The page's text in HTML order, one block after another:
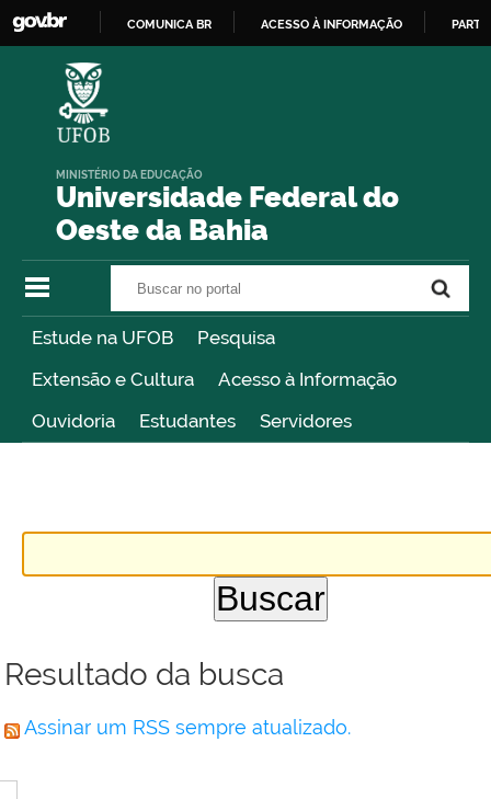
COMUNICA BR ACESSO À INFORMAÇÃO
Universidade Federal do
Oeste da Bahia
MINISTÉRIO DA EDUCAÇÃO
Estude na UFOB
Pesquisa
Extensão e Cultura
Acesso à Informação
Ouvidoria
Estudantes Servidores
Resultado da busca
Assinar um RSS sempre atualizado.